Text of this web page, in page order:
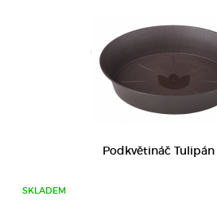
Podkvětináč
SKLADEM